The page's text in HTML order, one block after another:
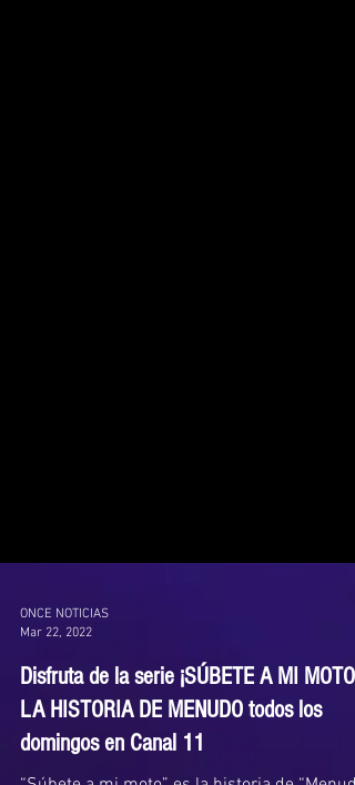
ONCE NOTICIAS
Disfruta de la serie ¡SÚBETE A MI MOTO!
LA HISTORIA DE MENUDO todos los